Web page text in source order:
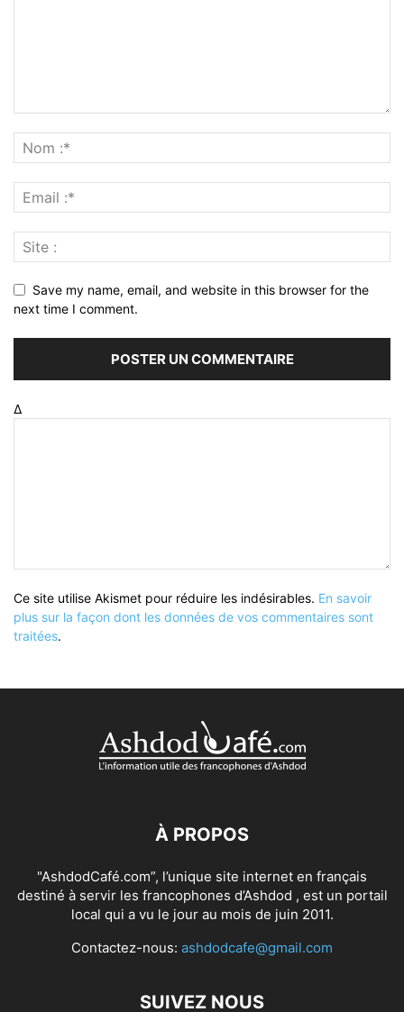
Save my name, email, and website in this browser for the
next time I comment.
Δ
Ce site utilise Akismet pour réduire les indésirables. En savoir
plus sur la façon dont les données de vos commentaires sont
traitées.
À PROPOS
"AshdodCafé.com”, l’unique site internet en français
destiné à servir les francophones d’Ashdod , est un portail
local qui a vu le jour au mois de juin 2011.
Contactez-nous: ashdodcafe@gmail.com
SUIVEZ NOUS